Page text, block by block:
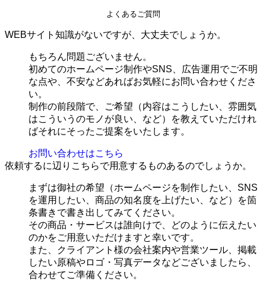
よくあるご質問
WEBサイト知識がないですが、大丈夫でしょうか。
もちろん問題ございません。
初めてのホームページ制作やSNS、広告運用でご不明
な点や、不安などあればお気軽にお問い合わせくださ
い。
制作の前段階で、ご希望（内容はこうしたい、雰囲気
はこういうのモノが良い、など）を教えていただけれ
ばそれにそったご提案をいたします。
お問い合わせはこちら
依頼するに辺りこちらで用意するものあるのでしょうか。
まずは御社の希望（ホームページを制作したい、SNS
を運用したい、商品の知名度を上げたい、など）を箇
条書きで書き出してみてください。
その商品・サービスは誰向けで、どのように伝えたい
のかをご用意いただけますと幸いです。
また、クライアント様の会社案内や営業ツール、掲載
したい原稿やロゴ・写真データなどございましたら、
合わせてご準備ください。